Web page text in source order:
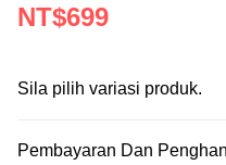
NT$699
Sila pilih variasi produk.
Pembayaran Dan